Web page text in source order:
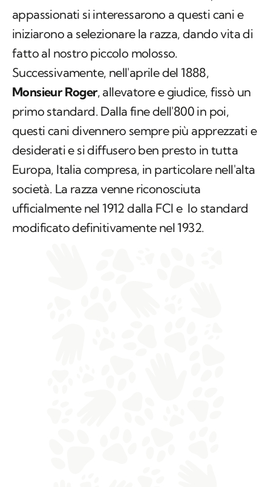
appassionati si interessarono a questi cani e
iniziarono a selezionare la razza, dando vita di
fatto al nostro piccolo molosso.
Successivamente, nell'aprile del 1888,
Monsieur Roger, allevatore e giudice, fissò un
primo standard. Dalla fine dell'800 in poi,
questi cani divennero sempre più apprezzati e
desiderati e si diffusero ben presto in tutta
Europa, Italia compresa, in particolare nell'alta
società. La razza venne riconosciuta
ufficialmente nel 1912 dalla FCI e lo standard
modificato definitivamente nel 1932.